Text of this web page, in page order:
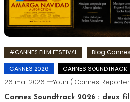
#CANNES FILM FESTIVAL
Blog
CANNES 2026
CANNES SOUNDTRACK
26 mai 2026 Youri ( Cannes
Cannes Soundtrack 2026 : deux